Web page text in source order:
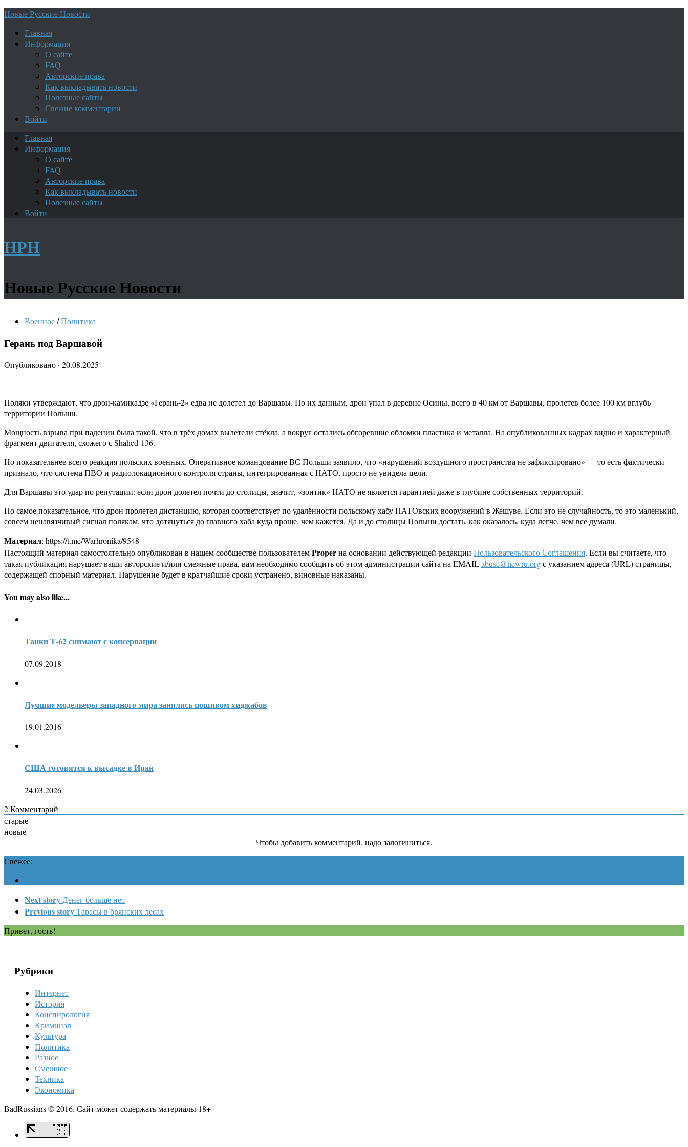
Новые Русские Новости
Главная
Информация
О сайте
FAQ
Авторские права
Как выкладывать новости
Полезные сайты
Свежие комментарии
Войти
Главная
Информация
О сайте
FAQ
Авторские права
Как выкладывать новости
Полезные сайты
Войти
НРН
Новые Русские Новости
Военное/Политика
Герань под Варшавой
Опубликовано · 20.08.2025
Поляки утверждают, что дрон-камикадзе «Герань-2» едва не долетел до Варшавы. По их данным, дрон упал в деревне Осины, всего в 40 км от Варшавы, пролетев более 100 км вглубь
территории Польши.
Мощность взрыва при падении была такой, что в трёх домах вылетели стёкла, а вокруг остались обгоревшие обломки пластика и металла. На опубликованных кадрах видно и характерный
фрагмент двигателя, схожего с Shahed-136.
Но показательнее всего реакция польских военных. Оперативное командование ВС Польши заявило, что «нарушений воздушного пространства не зафиксировано» — то есть фактически
признало, что система ПВО и радиолокационного контроля страны, интегрированная с НАТО, просто не увидела цели.
Для Варшавы это удар по репутации: если дрон долетел почти до столицы, значит, «зонтик» НАТО не является гарантией даже в глубине собственных территорий.
Но самое показательное, что дрон пролетел дистанцию, которая соответствует по удалённости польскому хабу НАТОвских вооружений в Жешуве. Если это не случайность, то это маленький,
совсем ненавязчивый сигнал полякам, что дотянуться до главного хаба куда проще, чем кажется. Да и до столицы Польши достать, как оказалось, куда легче, чем все думали.
Материал: https://t.me/Warhronika/9548
Настоящий материал самостоятельно опубликован в нашем сообществе пользователемProperна основании действующей редакции Пользовательского Соглашения. Если вы считаете, что
такая публикация нарушает ваши авторские и/или смежные права, вам необходимо сообщить об этом администрации сайта на EMAILabuse@newru.orgс указанием адреса (URL) страницы,
содержащей спорный материал. Нарушение будет в кратчайшие сроки устранено, виновные наказаны.
You may also like...
Танки Т-62 снимают с консервации
07.09.2018
Лучшие модельеры западного мира занялись пошивом хиджабов
19.01.2016
США готовятся к высадке в Иран
24.03.2026
2Комментарий
старые
новые
Чтобы добавить комментарий, надо залогиниться.
Свежее:
Next story Денег больше нет
Previous storyТарасы в брянских лесах
Привет, гость!
Рубрики
Интернет
История
Конспирология
Криминал
Культура
Политика
Разное
Смешное
Техника
Экономика
BadRussians © 2016. Сайт может содержать материалы 18+